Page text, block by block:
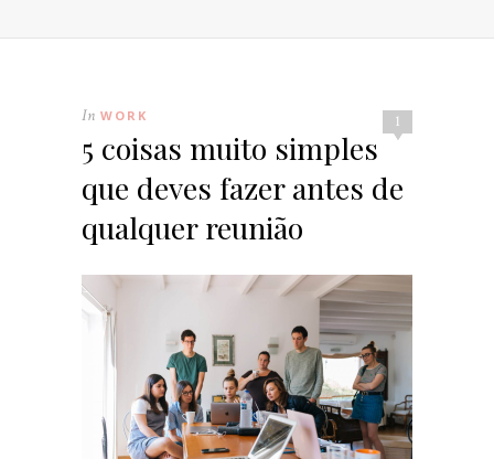
1
In WORK
5 coisas muito simples
que deves fazer antes de
qualquer reunião